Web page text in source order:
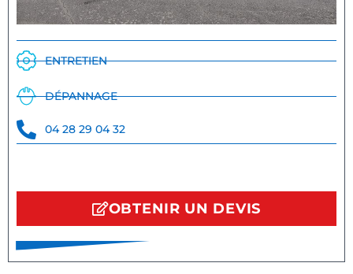
ENTRETIEN
DÉPANNAGE
04 28 29 04 32
OBTENIR UN DEVIS